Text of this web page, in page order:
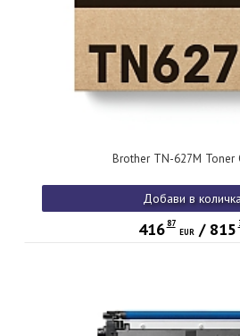
Brother TN-627M Toner
Добави в
416 87
EUR/ 815